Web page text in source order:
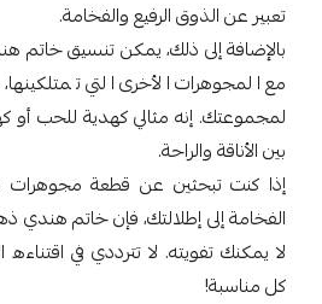
تعبير عن الذوق الرفيع والفخامة.
مع المجوهرات الأخرى التي
لمجموعتك. إنه مثالي كهدية للحب
بين الأناقة والراحة.
إذا كنت تبحثين عن قطعة
لا يمكنك تفويته. لا تترددي في اقتناءه
كل مناسبة!